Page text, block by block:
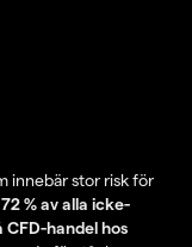
innebär stor risk för
72 % av alla icke-
handel hos